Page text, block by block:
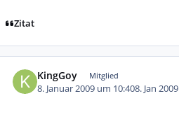
Zitat
KingGoy Mitglied
8. Januar 2009 um 10:408. Jan 2009